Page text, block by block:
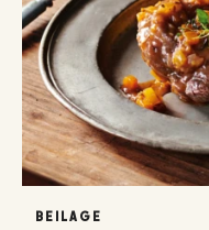
BEILAGE